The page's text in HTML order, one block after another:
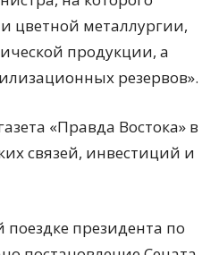
цветной металлургии,
продукции, а
резервов».
«Правда Востока» в
связей, инвестиций и
президента по